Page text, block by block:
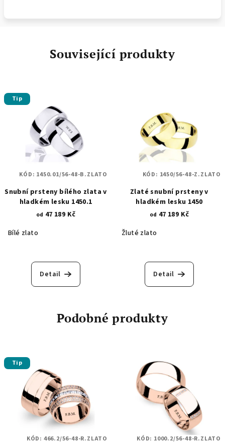
Související produkty
Tip
Snubní prsteny bílého zlata v
hladkém lesku 1450.1
od 47 189 Kč
Bílé zlato
Detail
KÓD: 1450.01/56-48-B.ZLATO
Zlaté snubní prsteny v
hladkém lesku 1450
od 47 189 Kč
Žluté zlato
Detail
KÓD: 1450/56-48-Z.ZLATO
Podobné produkty
Tip
KÓD: 466.2/56-48-R.ZLATO KÓD: 1000.2/56-48-R.ZLATO